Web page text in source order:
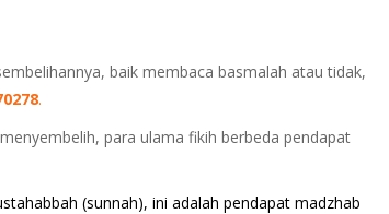
baik membaca basmalah atau tidak,
.
para ulama fikih berbeda pendapat
(sunnah), ini adalah pendapat madzhab